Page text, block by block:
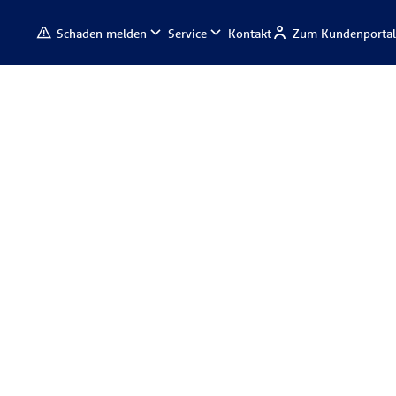
Schaden melden Service Kontakt Zum Kundenportal